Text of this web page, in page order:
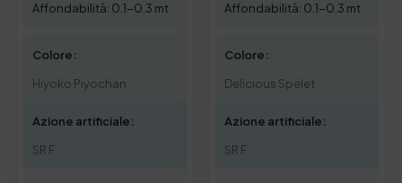
Affondabilità: 0.1-0.3 mt
Colore:
Hiyoko Piyochan
Azione artificiale:
SR F
Affondabilità: 0.1-0.3 mt
Colore:
Delicious Spelet
Azione artificiale:
SR F